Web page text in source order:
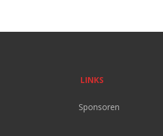
LINKS
Sponsoren